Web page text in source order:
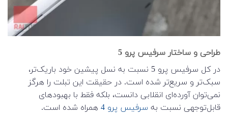
طراحی و ساختار سرفیس پرو 5
در کل سرفیس پرو 5 نسبت به نسل پیشین خود باریک‌تر،
سبک‌تر و سریع‌تر شده است. در حقیقت این تبلت را هرگز
نمی‌توان آورده‌ای انقلابی دانست، بلکه فقط با بهبودهای
قابل‌توجهی نسبت به سرفیس پرو 4 همراه شده است.